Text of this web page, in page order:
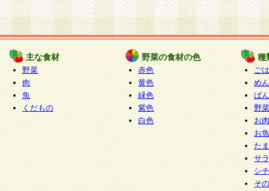
主な食材
野菜
肉
魚
くだもの
野菜の食材の色
赤色
黄色
緑色
紫色
白色
種
ご
めん
ぱん
野
お
お
た
サ
シ
そ